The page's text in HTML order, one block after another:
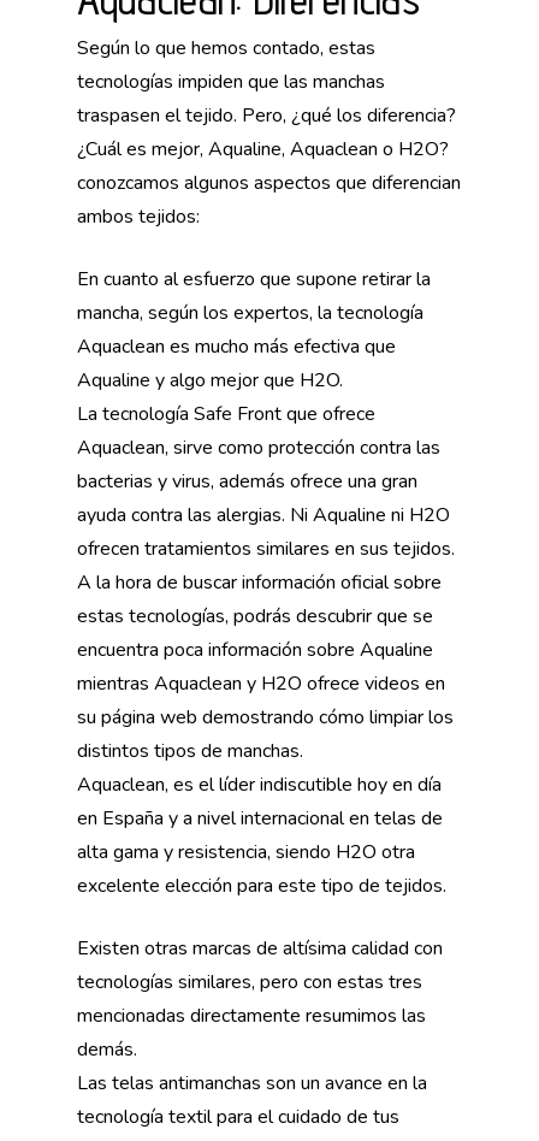
Según lo que hemos contado, estas
tecnologías impiden que las manchas
traspasen el tejido. Pero, ¿qué los diferencia?
¿Cuál es mejor, Aqualine, Aquaclean o H2O?
conozcamos algunos aspectos que diferencian
ambos tejidos:
En cuanto al esfuerzo que supone retirar la
mancha, según los expertos, la tecnología
Aquaclean es mucho más efectiva que
Aqualine y algo mejor que H2O.
La tecnología Safe Front que ofrece
Aquaclean, sirve como protección contra las
bacterias y virus, además ofrece una gran
ayuda contra las alergias. Ni Aqualine ni H2O
ofrecen tratamientos similares en sus tejidos.
A la hora de buscar información oficial sobre
estas tecnologías, podrás descubrir que se
encuentra poca información sobre Aqualine
mientras Aquaclean y H2O ofrece videos en
su página web demostrando cómo limpiar los
distintos tipos de manchas.
Aquaclean, es el líder indiscutible hoy en día
en España y a nivel internacional en telas de
alta gama y resistencia, siendo H2O otra
excelente elección para este tipo de tejidos.
Existen otras marcas de altísima calidad con
tecnologías similares, pero con estas tres
mencionadas directamente resumimos las
demás.
Las telas antimanchas son un avance en la
tecnología textil para el cuidado de tus